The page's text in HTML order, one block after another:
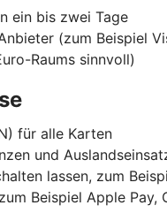
ein bis zwei Tage
(zum Beispiel
Raums sinnvoll)
für alle Karten
und
lassen, zum
Beispiel Apple Pay,